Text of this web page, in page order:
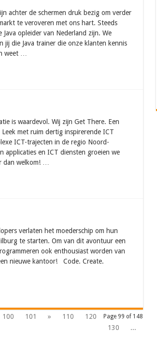
achter de schermen druk bezig om verder
te veroveren met ons hart. Steeds
opleider van Nederland zijn. We
jij die Java trainer die onze klanten kennis
weet …
is waardevol. Wij zijn Get There. Een
met ruim dertig inspirerende ICT
ICT-trajecten in de regio Noord-
applicaties en ICT diensten groeien we
dan welkom! …
verlaten het moederschip om hun
te starten. Om van dit avontuur een
ook enthousiast worden van
nieuwe kantoor! Code. Create.
Page 99 of 148
100 101 » 110
120
130
...